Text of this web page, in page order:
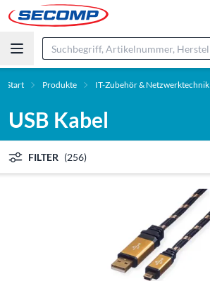
Start Produkte IT-Zubehör & Netzwerktechnik
USB Kabel
FILTER (256)